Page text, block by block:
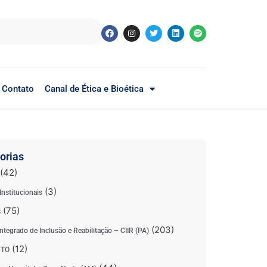
Contato Canal de Ética e Bioética
(3)
(75)
de Inclusão e Reabilitação – CIIR (PA)(203)
(12)